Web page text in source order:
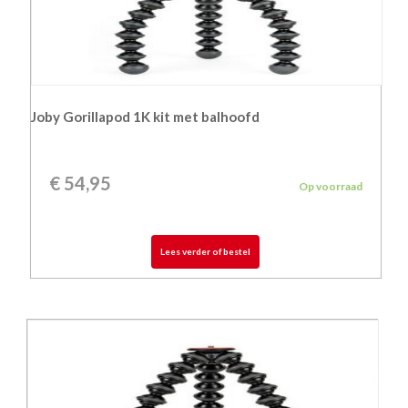
Joby Gorillapod 1K kit met balhoofd
€54,95 Op voorraad
Lees verder of bestel